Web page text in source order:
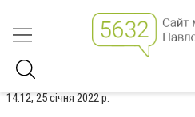
14:12, 25 січня 2022 р.